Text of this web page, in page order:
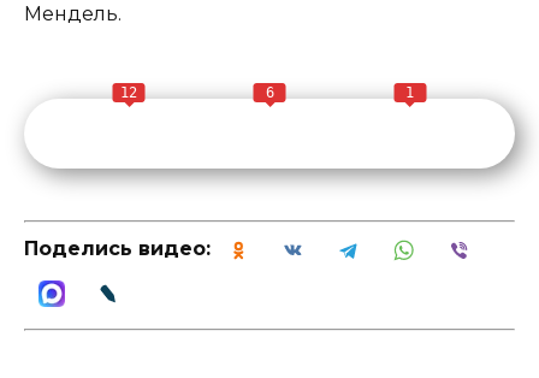
Мендель.
12 6 1
Поделись видео: